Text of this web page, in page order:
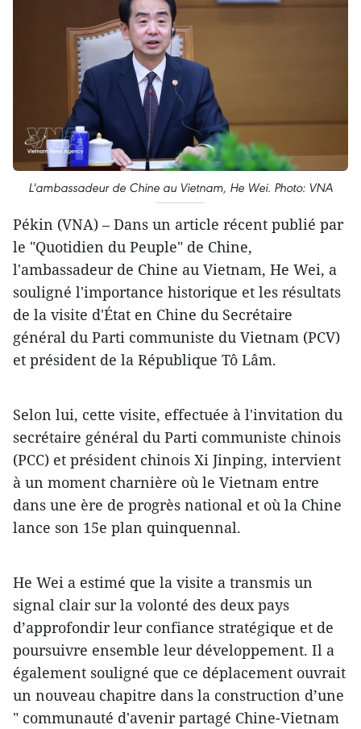
L'ambassadeur de Chine au Vietnam, He Wei. Photo: VNA
Pékin (VNA) – Dans un article récent publié par
le "Quotidien du Peuple" de Chine,
l'ambassadeur de Chine au Vietnam, He Wei, a
souligné l'importance historique et les résultats
de la visite d'État en Chine du Secrétaire
général du Parti communiste du Vietnam (PCV)
et président de la République Tô Lâm.
Selon lui, cette visite, effectuée à l'invitation du
secrétaire général du Parti communiste chinois
(PCC) et président chinois Xi Jinping, intervient
à un moment charnière où le Vietnam entre
dans une ère de progrès national et où la Chine
lance son 15e plan quinquennal.
He Wei a estimé que la visite a transmis un
signal clair sur la volonté des deux pays
d’approfondir leur confiance stratégique et de
poursuivre ensemble leur développement. Il a
également souligné que ce déplacement ouvrait
un nouveau chapitre dans la construction d’une
" communauté d'avenir partagé Chine-Vietnam